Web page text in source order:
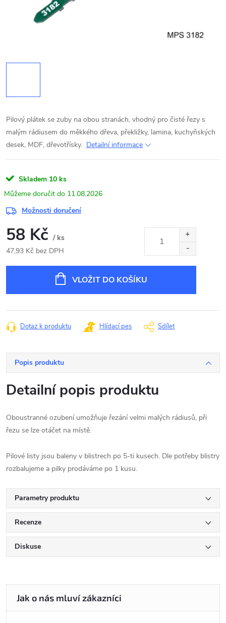
Pilový plátek se zuby na obou stranách, vhodný pro čisté řezy s
malým rádiusem do měkkého dřeva, překližky, lamina, kuchyňských
desek, MDF, dřevotřísky. Detailní informace
Skladem 10 ks
11.08.2026
Možnosti doručení
58 Kč / ks
47,93 Kč bez DPH
VLOŽIT DO KOŠÍKU
Dotaz k produktu Hlídací pes Sdílet
Popis produktu
Detailní popis produktu
Oboustranné ozubení umožňuje řezání velmi malých rádiusů, při
řezu se lze otáčet na místě.
Pilové listy jsou baleny v blistrech po 5-ti kusech. Dle potřeby blistry
rozbalujeme a pilky prodáváme po 1 kusu.
Parametry produktu
Recenze
Diskuse